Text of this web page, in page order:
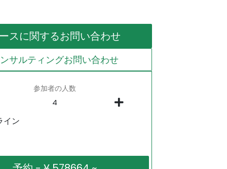
スに関するお問い合わせ
サルティングお問い合わせ
参加者の人数
イン